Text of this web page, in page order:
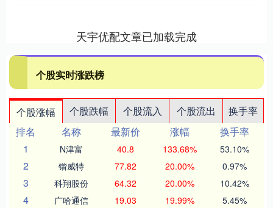
天宇优配文章已加载完成
个股实时涨跌榜
个股涨幅 个股跌幅 个股流入 个股流出
换手率
排名
名称 最新价 涨幅
换手率
1
N津富 40.8 133.68% 53.10%
2 锴威特 77.82 20.00% 0.97%
3 科翔股份 64.32 20.00% 10.42%
4 广哈通信 19.03 19.99% 5.45%